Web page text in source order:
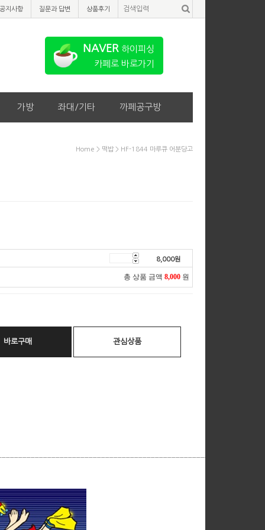
공지사항 질문과 답변 상품후기
가방 좌대/기타 까페공구방
NAVER 하이피싱
카페로 바로가기
Home > 떡밥> HF-1844 마루큐 어분당고
8,000원
총 상품 금액 8,000 원
바로구매 관심상품